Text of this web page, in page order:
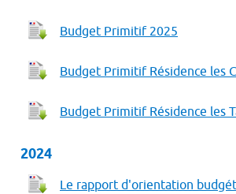
Budget Primitif 2025
Budget Primitif Résidence les
Budget Primitif Résidence les
2024
Le rapport d'orientation